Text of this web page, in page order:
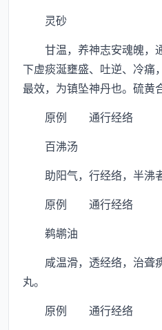
灵砂
甘温，养神志安魂魄，
下虚痰涎壅盛、吐逆、冷痛
最效，为镇坠神丹也。硫黄
原例 通行经络
百沸汤
助阳气，行经络，半沸者
原例 通行经络
鹈鹕油
咸温滑，透经络，治聋
丸。
原例 通行经络